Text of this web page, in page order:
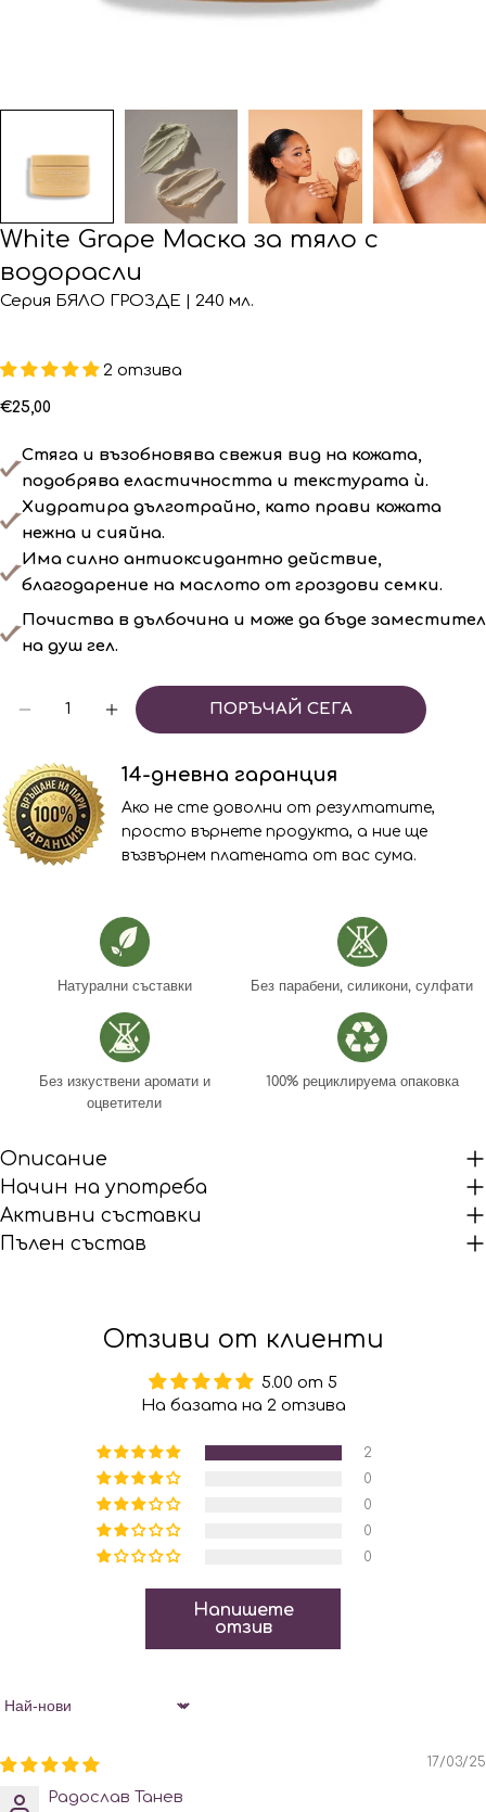
White Grape Маска за тяло с
водорасли
Серия БЯЛО ГРОЗДЕ | 240 мл.
2 отзива
Редовна
€25,00
Стяга и възобновява свежия вид на кожата,
подобрява еластичността и текстурата ѝ.
Хидратира дълготрайно, като прави кожата
нежна и сияйна.
Има силно антиоксидантно действие,
благодарение на маслото от гроздови семки.
Почиства в дълбочина и може да бъде заместител
на душ гел.
НАМАЛЯВАНЕ НА КОЛИЧЕСТВОТО ЗА
УВЕЛИЧАВАНЕ НА
ПОРЪЧАЙ СЕГА
14-дневна гаранция
Ако не сте доволни от резултатите,
просто върнете продукта, а ние ще
възвърнем платената от вас сума.
Натурални съставки Без парабени, силикони, сулфати
Без изкуствени аромати и
оцветители
100% рециклируема опаковка
Описание
Начин на употреба
Активни съставки
Пълен състав
Отзиви от клиенти
5.00 от 5
На базата на 2 отзива
2
0
0
0
0
Напишете
отзив
Sort by
17/03/25
Радослав Танев